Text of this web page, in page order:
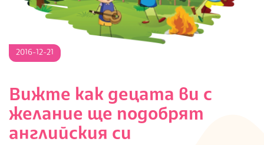
2016-
2016-12-21
Вижте как децата ви с
желание ще подобрят
английския си